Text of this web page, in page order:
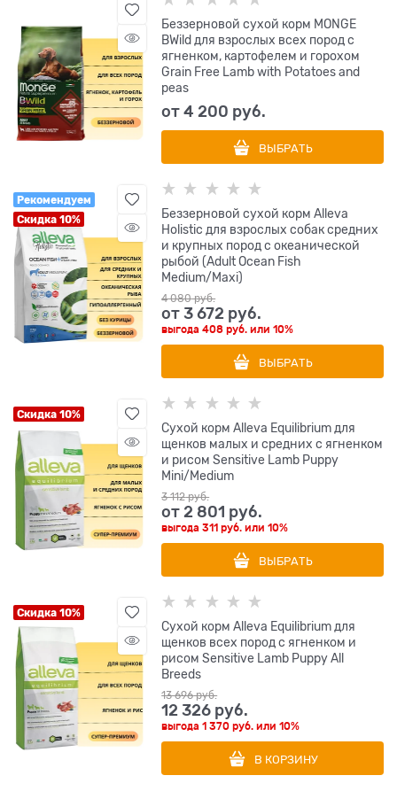
Беззерновой сухой корм MONGE
BWild для взрослых всех пород с
ягненком, картофелем и горохом
Grain Free Lamb with Potatoes and
peas
от4 200 руб.
ВЫБРАТЬ
Рекомендуем
Скидка 10%
Беззерновой сухой корм Alleva
Holistic для взрослых собак средних
и крупных пород с океанической
рыбой (Adult Ocean Fish
Medium/Maxi)
4 080 руб.
от3 672 руб.
выгода408 руб. или10%
ВЫБРАТЬ
Скидка 10%
Сухой корм Alleva Equilibrium для
щенков малых и средних с ягненком
и рисом Sensitive Lamb Puppy
Mini/Medium
3 112 руб.
от2 801 руб.
выгода311 руб. или10%
ВЫБРАТЬ
Скидка 10%
Сухой корм Alleva Equilibrium для
щенков всех пород с ягненком и
рисом Sensitive Lamb Puppy All
Breeds
13 696 руб.
12 326 руб.
выгода1 370 руб. или10%
В КОРЗИНУ